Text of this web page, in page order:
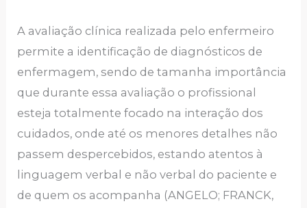
A avaliação clínica realizada pelo enfermeiro
permite a identificação de diagnósticos de
enfermagem, sendo de tamanha importância
que durante essa avaliação o profissional
esteja totalmente focado na interação dos
cuidados, onde até os menores detalhes não
passem despercebidos, estando atentos à
linguagem verbal e não verbal do paciente e
de quem os acompanha (ANGELO; FRANCK,